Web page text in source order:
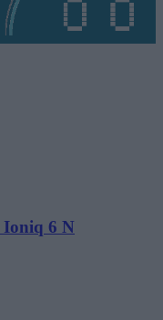
6 N